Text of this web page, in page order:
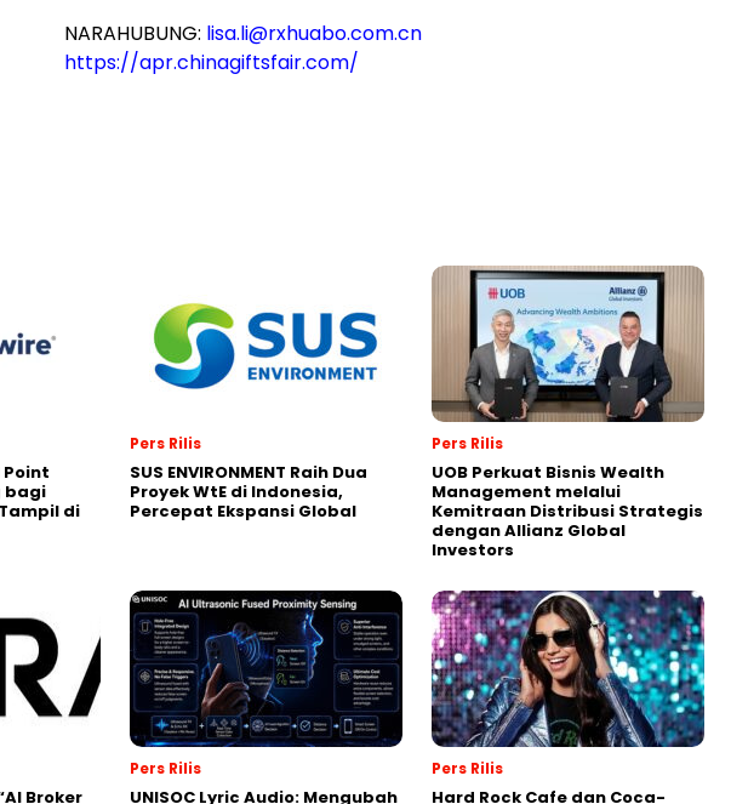
NARAHUBUNG: lisa.li@rxhuabo.com.cn
https://apr.chinagiftsfair.com/
Point
bagi
di
Pers Rilis
SUS ENVIRONMENT Raih Dua
Proyek WtE di Indonesia,
Percepat Ekspansi Global
Pers Rilis
UOB Perkuat Bisnis Wealth
Management melalui
Kemitraan Distribusi Strategis
dengan Allianz Global
Investors
Broker
Pers Rilis
UNISOC Lyric Audio: Mengubah
Pers Rilis
Hard Rock Cafe dan Coca-